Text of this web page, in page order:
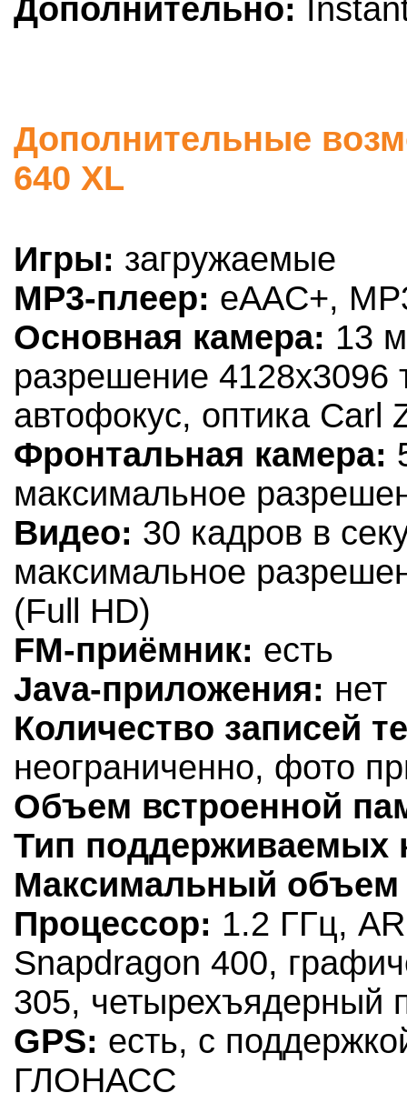
Дополнительно:
Дополнительные
640 XL
Игры: загружаемые
MP3-плеер: eAAC+,
Основная камера: 13
разрешение 4128x3096
автофокус, оптика
Фронтальная камера:
максимальное
Видео: 30 кадров в
максимальное
(Full HD)
FM-приёмник: есть
Java-приложения: нет
Количество записей
неограниченно, фото
Объем встроенной
Тип поддерживаемых
Максимальный объем
Процессор: 1.2 ГГц,
Snapdragon 400,
305, четырехъядерный
GPS: есть, с
ГЛОНАСС